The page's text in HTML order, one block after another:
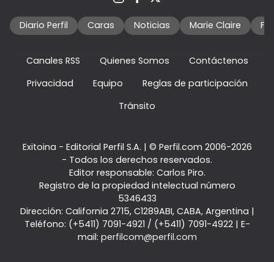
Diario Perfil Caras Noticias Marie Claire
Canales RSS Quienes Somos
Contáctenos
Privacidad
Equipo
Reglas de participación
Tránsito
Exitoina - Editorial Perfil S.A. | © Perfil.com 2006-2026
- Todos los derechos reservados.
Editor responsable: Carlos Piro.
Registro de la propiedad intelectual número
5346433
Dirección: California 2715, C1289ABI, CABA, Argentina |
Teléfono: (+5411) 7091-4921 / (+5411) 7091-4922| E-
mail: perfilcom@perfil.com